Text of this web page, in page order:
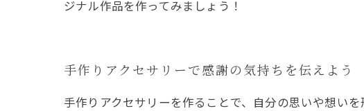
ジナル作品を作ってみましょう！
手作りアクセサリーで感謝の気持ちを伝えよう
手作りアクセサリーを作ることで、自分の思いや想い